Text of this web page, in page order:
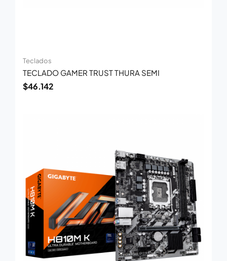
Teclados
TECLADO GAMER TRUST THURA SEMI
$46.142